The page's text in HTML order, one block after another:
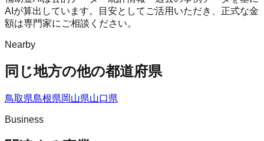
AIが算出しています。目安としてご活用いただき、正式な金
額は専門家にご相談ください。
Nearby
同じ地方の他の都道府県
鳥取県島根県岡山県山口県
Business